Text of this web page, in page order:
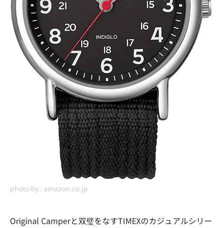
photo by : amazon.co.jp
Original Camperと双璧をなすTIMEXのカジュアルシリー